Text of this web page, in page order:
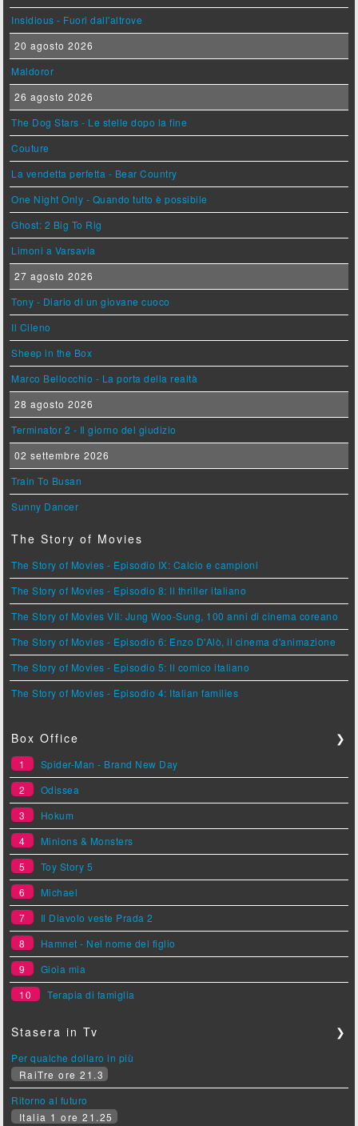
Insidious - Fuori dall'altrove
20 agosto 2026
Maldoror
26 agosto 2026
The Dog Stars - Le stelle dopo la fine
Couture
La vendetta perfetta - Bear Country
One Night Only - Quando tutto è possibile
Ghost: 2 Big To Rig
Limoni a Varsavia
27 agosto 2026
Tony - Diario di un giovane cuoco
Il Cileno
Sheep in the Box
Marco Bellocchio - La porta della realtà
28 agosto 2026
Terminator 2 - Il giorno del giudizio
02 settembre 2026
Train To Busan
Sunny Dancer
The Story of Movies
The Story of Movies - Episodio IX: Calcio e campioni
The Story of Movies - Episodio 8: Il thriller italiano
The Story of Movies VII: Jung Woo-Sung, 100 anni di cinema coreano
The Story of Movies - Episodio 6: Enzo D'Alò, il cinema d'animazione
The Story of Movies - Episodio 5: Il comico italiano
The Story of Movies - Episodio 4: Italian families
Box Office ❯
1
Spider-Man - Brand New Day
2
Odissea
3
Hokum
4
Minions & Monsters
5
Toy Story 5
6
Michael
7
Il Diavolo veste Prada 2
8
Hamnet - Nel nome del figlio
9
Gioia mia
10
Terapia di famiglia
Stasera in Tv ❯
Per qualche dollaro in più
RaiTre ore 21.3
Ritorno al futuro
Italia 1 ore 21.25